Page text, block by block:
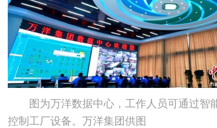
图为万洋数据中心，工作人员可通过智
控制工厂设备。万洋集团供图